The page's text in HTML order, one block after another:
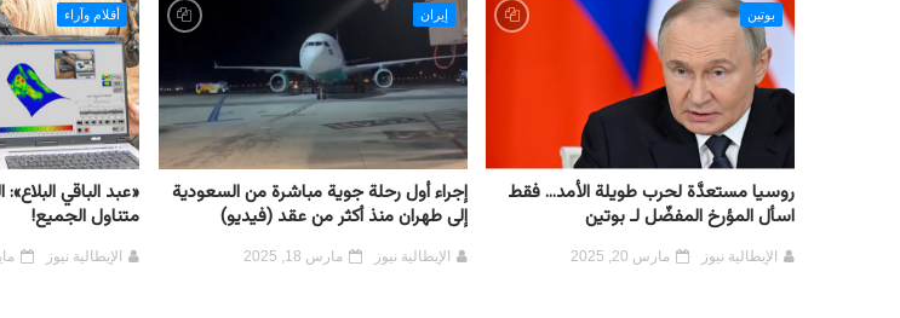
بوتين
روسيا مستعدَّة لحرب طويلة الأمد... فقط
اسأل المؤرخ المفضّل لـ بوتين
الإيطالية نيوز مارس 20, 2025
إيران
إجراء أول رحلة جوية مباشرة من السعودية
إلى طهران منذ أكثر من عقد (فيديو)
الإيطالية نيوز مارس 18, 2025
أقلام وآراء
«عبد الباقي
متناول الجميع!
الإيطالية نيوز مايو